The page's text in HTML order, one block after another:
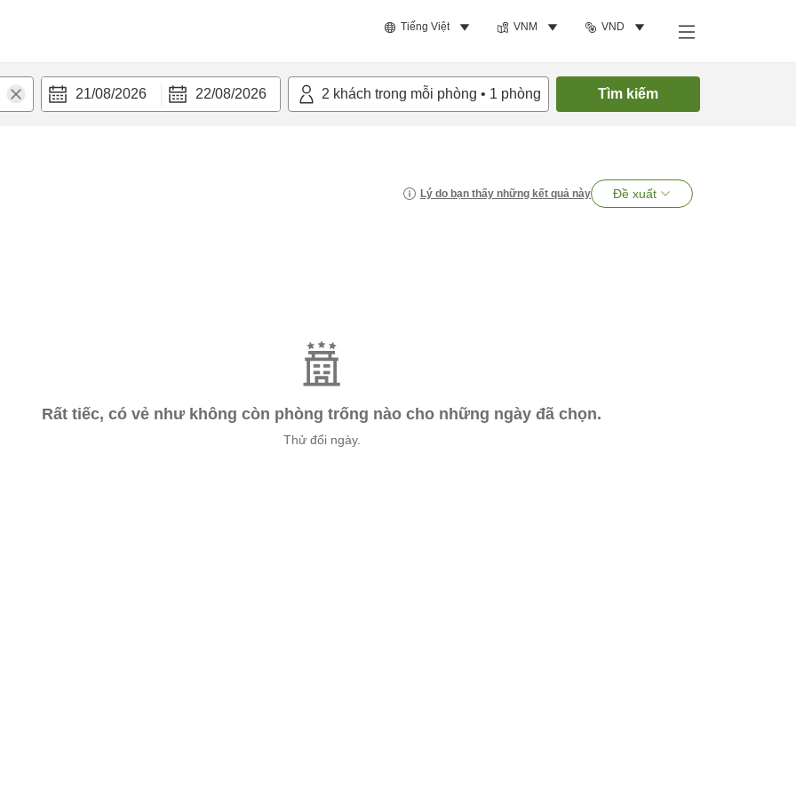
Tiếng Việt VNM VND
21/08/2026 22/08/2026 2 khách trong mỗi phòng • 1 phòng Tìm kiếm
Lý do bạn thấy những kết quả này Đề xuất
Rất tiếc, có vẻ như không còn phòng trống nào cho những ngày đã chọn.
Thử đổi ngày.